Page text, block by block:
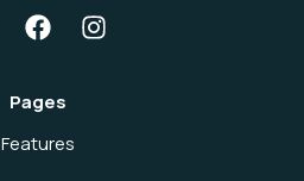
Pages
Features